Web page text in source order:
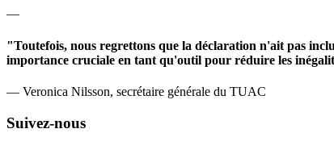
—
"Toutefois, nous regrettons que la déclaration n'ait pas
importance cruciale en tant qu'outil pour réduire les
— Veronica Nilsson, secrétaire générale du TUAC
Suivez-nous